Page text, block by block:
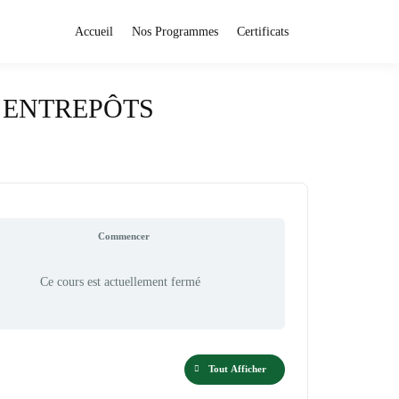
Accueil Nos Programmes Certificats
Commencer
Ce cours est actuellement fermé
Tout Afficher